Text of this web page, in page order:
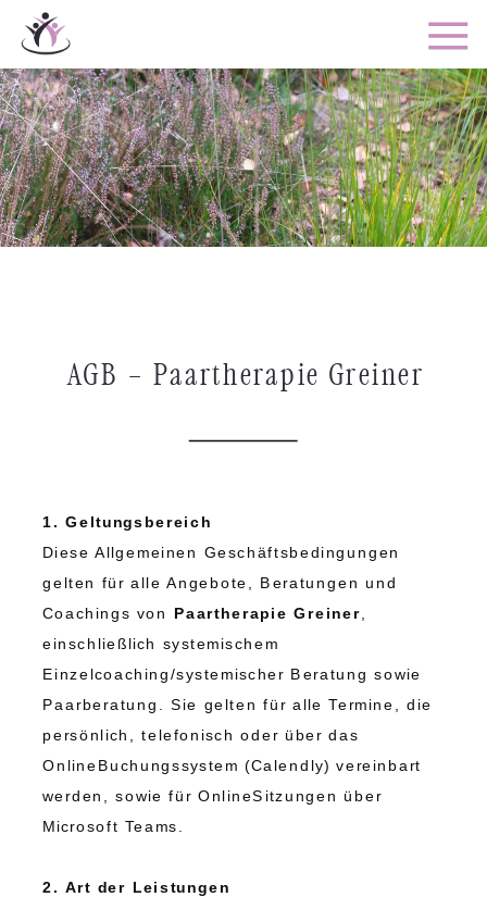
AGB – Paartherapie Greiner
1. Geltungsbereich
Diese Allgemeinen Geschäftsbedingungen
gelten für alle Angebote, Beratungen und
Coachings von Paartherapie Greiner
einschließlich systemischem
Einzelcoaching/systemischer Beratung sowie
Paarberatung. Sie gelten für alle Termine, die
persönlich, telefonisch oder über das
OnlineBuchungssystem (Calendly) vereinbart
werden, sowie für OnlineSitzungen über
Microsoft Teams.
2. Art der Leistungen